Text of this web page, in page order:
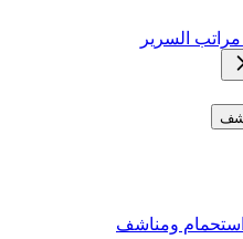
مراتب السرير
استحمام ومناشف